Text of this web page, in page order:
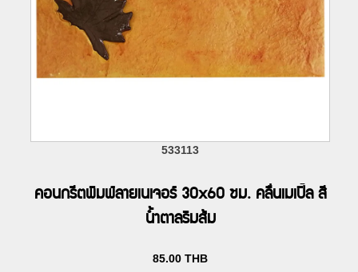
533113
คอนกรีตพิมพ์ลายเนเจอร์ 30x60 ซม. คลื่นเมเปิ้ล สี
น้ำตาลริมส้ม
85.00 THB